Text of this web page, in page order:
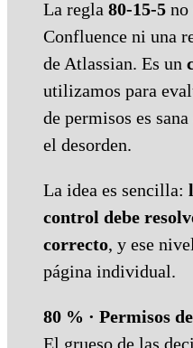
La regla 80-15-5 no
Confluence ni una
de Atlassian. Es un
utilizamos para
de permisos es
el desorden.
La idea es sencilla:
control debe
correcto, y ese
página individual.
80 % · Permisos
El grueso de las